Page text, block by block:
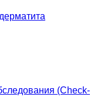
(Check-